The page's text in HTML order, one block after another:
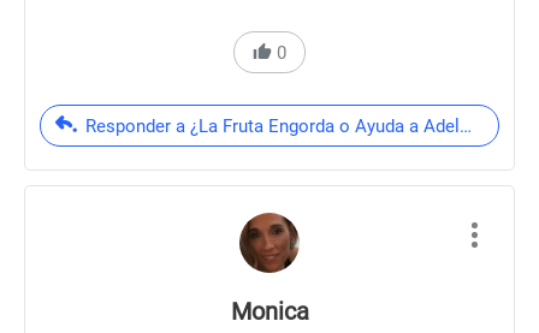
0
Responder a ¿La Fruta Engorda o Ayuda a Adelgazar? -
Monica